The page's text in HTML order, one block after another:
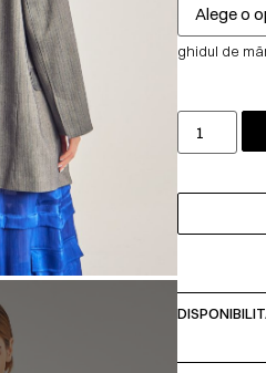
ghidul de